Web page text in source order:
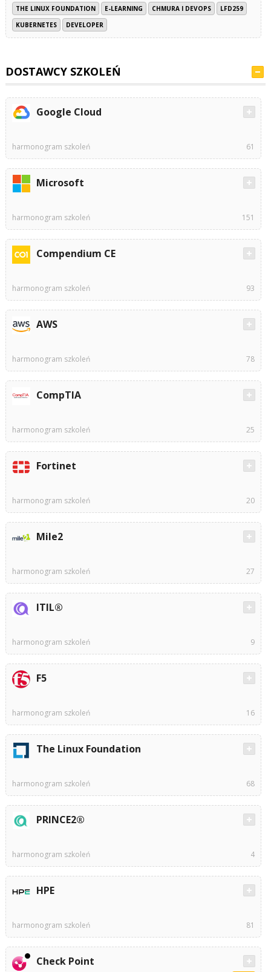
THE LINUX FOUNDATION E-LEARNING CHMURA I DEVOPS
LFD259
KUBERNETES
DEVELOPER
DOSTAWCY SZKOLEŃ
Google Cloud
harmonogram szkoleń 61
Microsoft
harmonogram szkoleń 151
Compendium CE
harmonogram szkoleń 93
AWS
harmonogram szkoleń 78
CompTIA
harmonogram szkoleń 25
Fortinet
harmonogram szkoleń 20
Mile2
harmonogram szkoleń 27
ITIL®
harmonogram szkoleń 9
F5
harmonogram szkoleń 16
The Linux Foundation
harmonogram szkoleń 68
PRINCE2®
harmonogram szkoleń 4
HPE
harmonogram szkoleń 81
Check Point